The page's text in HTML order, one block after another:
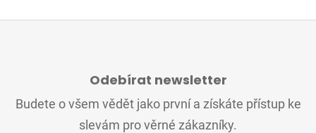
Odebírat newsletter
Budete o všem vědět jako první a získáte přístup ke
slevám pro věrné zákazníky.